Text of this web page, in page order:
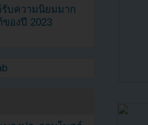
บความนิยมมาก
องปี 2023